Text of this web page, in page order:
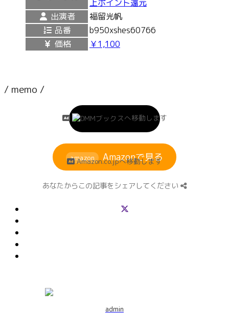
上ポイント還元
出演者
福留光帆
品番
b950xshes60766
価格
￥1,100
/ memo /
無料で試し読みへ移動します
amazon Amazonで見る
Amazon.co.jpへ移動します
あなたからこの記事をシェアしてください
admin